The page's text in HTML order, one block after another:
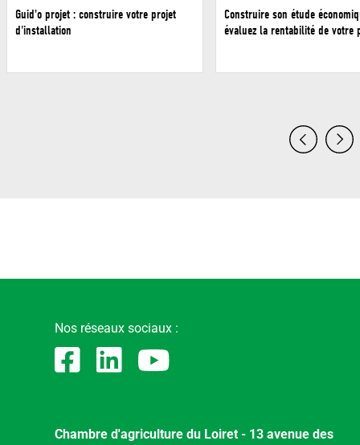
Guid'o projet : construire votre projet
d'installation
Construire son étude
évaluez la rentabilité de votre
Nos réseaux sociaux :
Chambre d'agriculture du Loiret - 13 avenue des